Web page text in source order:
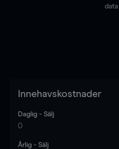
data
Innehavskostnader
Daglig - Sälj
0
Årlig - Sälj